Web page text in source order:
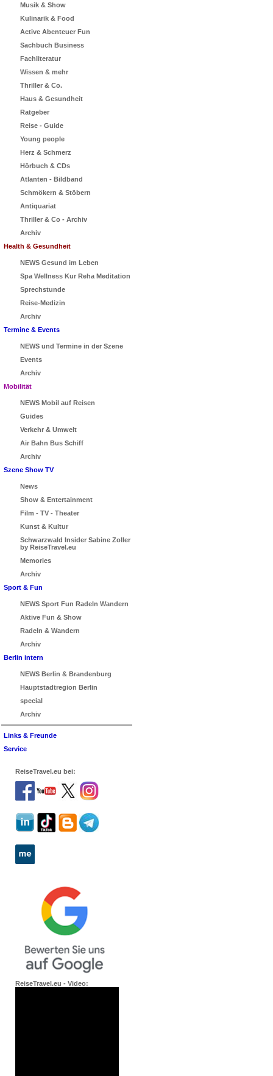
Musik & Show
Kulinarik & Food
Active Abenteuer Fun
Sachbuch Business
Fachliteratur
Wissen & mehr
Thriller & Co.
Haus & Gesundheit
Ratgeber
Reise - Guide
Young people
Herz & Schmerz
Hörbuch & CDs
Atlanten - Bildband
Schmökern & Stöbern
Antiquariat
Thriller & Co - Archiv
Archiv
Health & Gesundheit
NEWS Gesund im Leben
Spa Wellness Kur Reha Meditation
Sprechstunde
Reise-Medizin
Archiv
Termine & Events
NEWS und Termine in der Szene
Events
Archiv
Mobilität
NEWS Mobil auf Reisen
Guides
Verkehr & Umwelt
Air Bahn Bus Schiff
Archiv
Szene Show TV
News
Show & Entertainment
Film - TV - Theater
Kunst & Kultur
Schwarzwald Insider Sabine Zoller
by ReiseTravel.eu
Memories
Archiv
Sport & Fun
NEWS Sport Fun Radeln Wandern
Aktive Fun & Show
Radeln & Wandern
Archiv
Berlin intern
NEWS Berlin & Brandenburg
Hauptstadtregion Berlin
special
Archiv
Links & Freunde
Service
ReiseTravel.eu bei:
ReiseTravel.eu - Video: